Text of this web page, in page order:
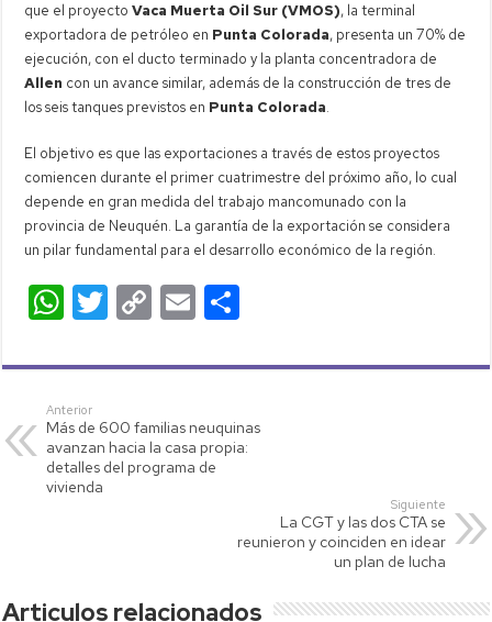
que el proyectoVaca Muerta Oil Sur (VMOS), la terminal
exportadora de petróleo en Punta Colorada, presenta un 70% de
ejecución, con el ducto terminado y la planta concentradora de
Allen con un avance similar, además de la construcción de tres de
los seis tanques previstos en Punta Colorada.
El objetivo es que las exportaciones a través de estos proyectos
comiencen durante el primer cuatrimestre del próximo año, lo cual
depende en gran medida del trabajo mancomunado con la
provincia de Neuquén. La garantía de la exportación se considera
un pilar fundamental para el desarrollo económico de la región.
W
at
s
A
p
T
tt
C
p
Li
nk
E
ail m
ar
Anterior
Más de 600 familias neuquinas
avanzan hacia la casa propia:
detalles del programa de
vivienda
Siguiente
La CGT y las dos CTA se
reunieron y coinciden en idear
un plan de lucha
Articulos relacionados